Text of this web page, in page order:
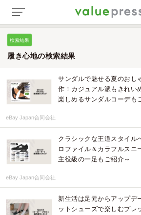
検索結果
履き心地の検索結果
サンダルで魅せる夏のおし
作！カジュアル派もきれい
楽しめるサンダルコーデも
eBay Japan合同会社
クラシックな王道スタイル
ロファイル＆カラフルスニ
主役級の一足もご紹介～
eBay Japan合同会社
新生活は足元からアップデ
ットシューズで楽しむプレ